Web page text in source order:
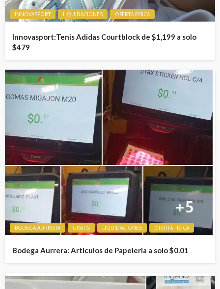
INNOVASPORT LIQUIDACIONES OFERTA FISICA
Innovasport:Tenis Adidas Courtblock de $1,199 a solo
$479
BODEGA AURRERA GRATIS LIQUIDACIONES OFERTA FISICA
Bodega Aurrera: Articulos de Papeleria a solo $0.01